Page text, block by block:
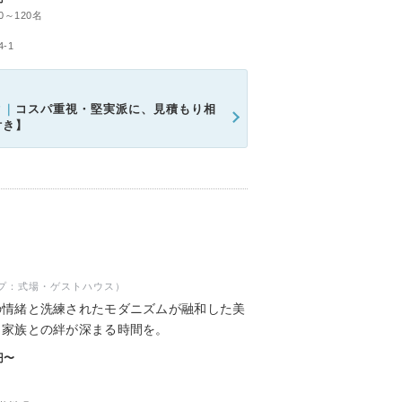
～120名
1
コスパ重視・堅実派に、見積もり相
】
緒と洗練されたモダニズムが融和した美
族との絆が深まる時間を。
：式場・ゲストハウス）
〜